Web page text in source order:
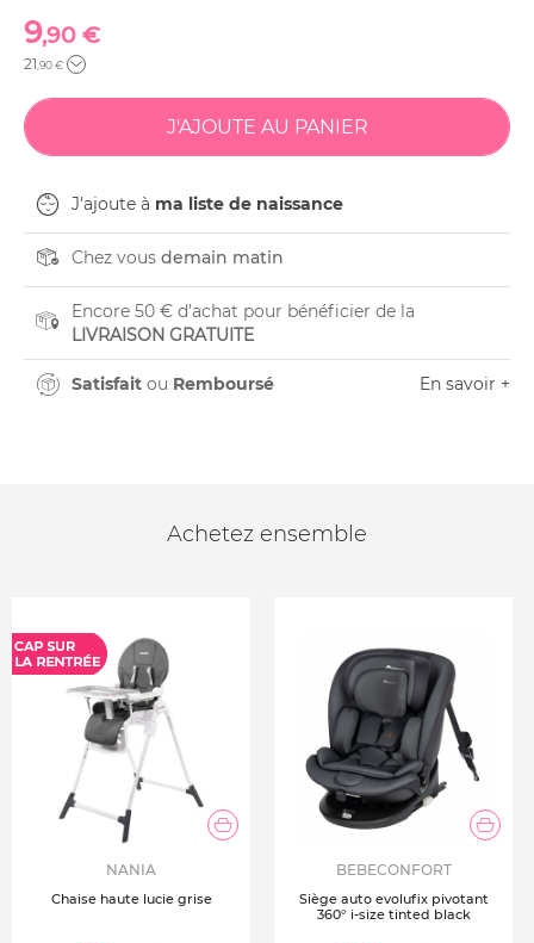
9,90 €
21 ,90 €
J'ajoute à ma liste de naissance
Chez vous demain matin
Encore 50 € d'achat pour bénéficier de la
LIVRAISON GRATUITE
Satisfait ou Remboursé En savoir +
Achetez ensemble
NANIA
Chaise haute lucie grise
BEBECONFORT
Siège auto evolufix pivotant
360° i-size tinted black